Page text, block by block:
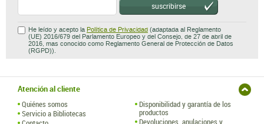
suscribirse
He leído y acepto la Política de Privacidad (adaptada al Reglamento
(UE) 2016/679 del Parlamento Europeo y del Consejo, de 27 de abril de
2016, mas conocido como Reglamento General de Protección de Datos
(RGPD)).
Atención al cliente
Quiénes somos
Servicio a Bibliotecas
Disponibilidad y garantía de los
productos
Devoluciones, anulaciones y